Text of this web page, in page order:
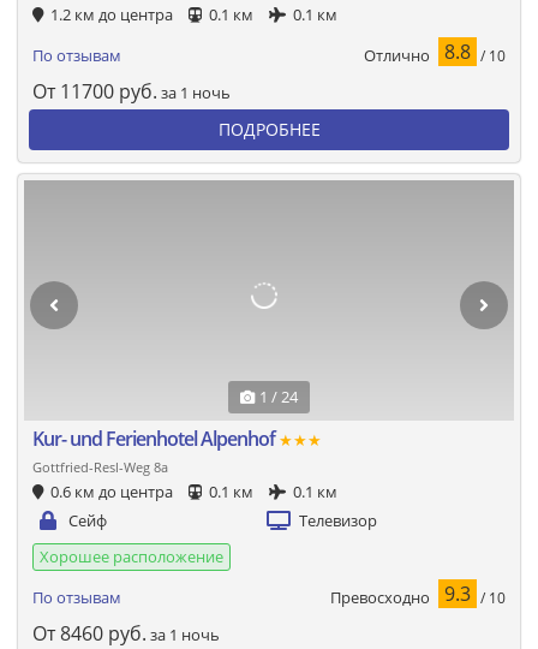
1.2 км до центра 0.1 км
0.1 км
По отзывам
Отлично 8.8 / 10
От 11700 руб. за 1 ночь
ПОДРОБНЕЕ
1 / 24
Kur- und Ferienhotel Alpenhof★★★
Gottfried-Resl-Weg 8a
0.6 км до центра 0.1 км
0.1 км
Сейф
Телевизор
Хорошее расположение
По отзывам
Превосходно 9.3 / 10
От8460 руб. за 1 ночь